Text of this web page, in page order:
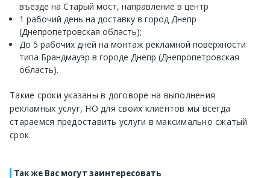
въезде на Старый мост, направление в центр
1 рабочий день на доставку в город Днепр
(Днепропетровская область);
До 5 рабочих дней на монтаж рекламной поверхности
типа Брандмауэр в городе Днепр (Днепропетровская
область).
Такие сроки указаны в договоре на выполнения
рекламных услуг, НО для своих клиентов мы всегда
стараемся предоставить услуги в максимально сжатый
срок.
Так же Вас могут заинтересовать